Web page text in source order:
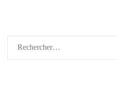
Rechercher :